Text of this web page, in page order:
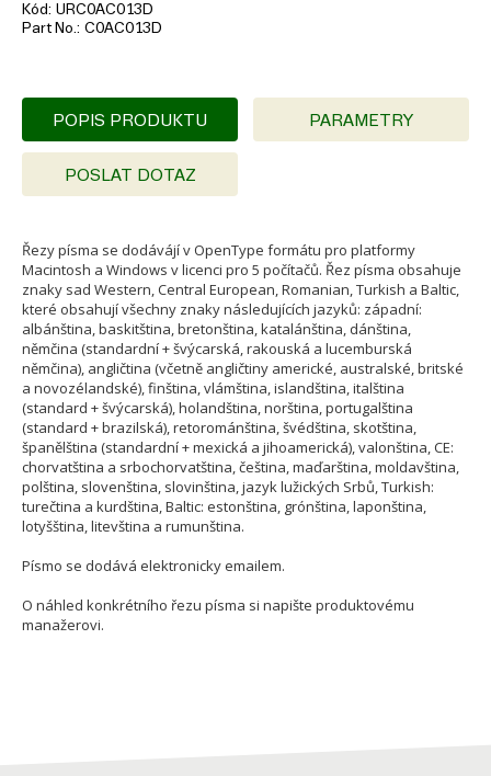
Kód URC0AC013D
Part No. C0AC013D
POPIS PRODUKTU PARAMETRY
POSLAT DOTAZ
Řezy písma se dodávájí v OpenType formátu pro platformy
Macintosh a Windows v licenci pro 5 počítačů. Řez písma obsahuje
znaky sad Western, Central European, Romanian, Turkish a Baltic,
které obsahují všechny znaky následujících jazyků: západní:
albánština, baskitština, bretonština, katalánština, dánština,
němčina (standardní + švýcarská, rakouská a lucemburská
němčina), angličtina (včetně angličtiny americké, australské, britské
a novozélandské), finština, vlámština, islandština, italština
(standard + švýcarská), holandština, norština, portugalština
(standard + brazilská), retorománština, švédština, skotština,
španělština (standardní + mexická a jihoamerická), valonština, CE:
chorvatština a srbochorvatština, čeština, maďarština, moldavština,
polština, slovenština, slovinština, jazyk lužických Srbů, Turkish:
turečtina a kurdština, Baltic: estonština, grónština, laponština,
lotyšština, litevština a rumunština.
Písmo se dodává elektronicky emailem.
O náhled konkrétního řezu písma si napište produktovému
manažerovi.